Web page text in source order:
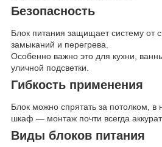
Безопасность
Блок питания защищает систему от
замыканий и перегрева.
Особенно важно это для кухни,
уличной подсветки.
Гибкость применения
Блок можно спрятать за потолком,
шкаф — монтаж почти всегда
Виды блоков питания